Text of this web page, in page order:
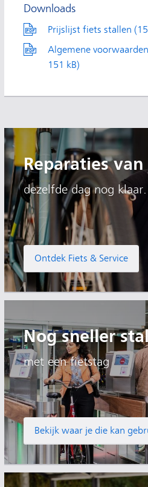
Downloads
Prijslijst fiets stallen (
Algemene
151 kB)
Reparaties
dezelfde dag nog klaar.
Ontdek Fiets & Service
Nog sneller
met een fietstag
Bekijk waar je die kan